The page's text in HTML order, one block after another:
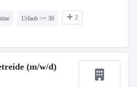
Urlaub >= 30 2
(m/w/d)